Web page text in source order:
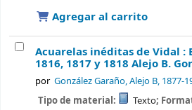
Agregar al carrito
Acuarelas inéditas de Vidal :
1816, 1817 y 1818 Alejo B.
por González Garaño, Alejo B, 1877-
Tipo de material: Texto;